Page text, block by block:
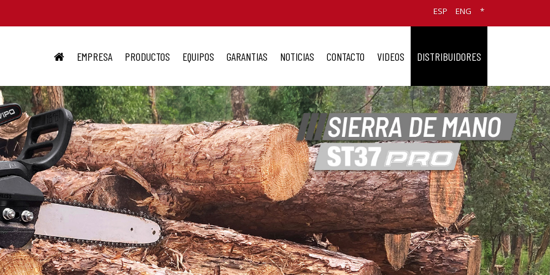
ESP ENG *
EMPRESA PRODUCTOS EQUIPOS GARANTIAS NOTICIAS CONTACTO VIDEOS DISTRIBUIDORES